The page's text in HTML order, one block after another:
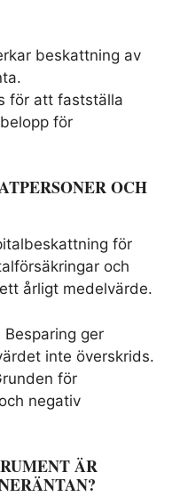
beskattning av
för att fastställa
för
OCH
för
och
årligt medelvärde.
Besparing ger
inte överskrids.
för
negativ
ÄR